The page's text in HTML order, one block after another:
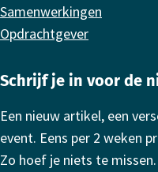
Samenwerkingen
Opdrachtgever
Schrijf je in voor de
Een nieuw artikel, een
event. Eens per 2 weken
Zo hoef je niets te missen.